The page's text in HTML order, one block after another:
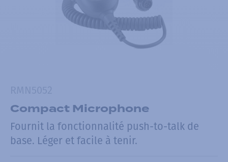
Compact Microphone
Fournit la fonctionnalité push-to-talk de
base. Léger et facile à tenir.